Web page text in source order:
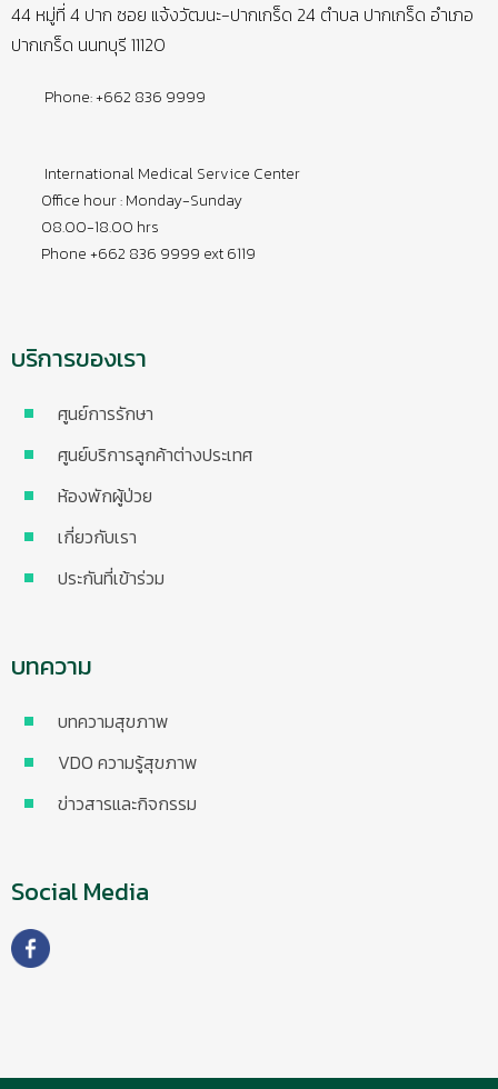
44 หมู่ที่ 4 ปาก ซอย แจ้งวัฒนะ-ปากเกร็ด 24 ตำบล ปากเกร็ด อำเภอ
ปากเกร็ด นนทบุรี 11120
Phone: +662 836 9999
International Medical Service Center
Office hour : Monday-Sunday
08.00-18.00 hrs
Phone +662 836 9999 ext 6119
บริการของเรา
ศูนย์การรักษา
ศูนย์บริการลูกค้าต่างประเทศ
ห้องพักผู้ป่วย
เกี่ยวกับเรา
ประกันที่เข้าร่วม
บทความ
บทความสุขภาพ
VDO ความรู้สุขภาพ
ข่าวสารและกิจกรรม
Social Media